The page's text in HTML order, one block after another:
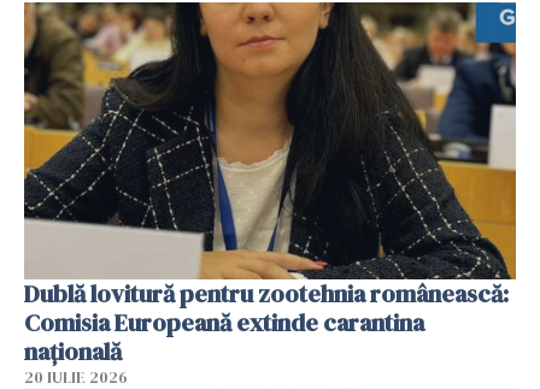
Dublă lovitură pentru zootehnia românească:
Comisia Europeană extinde carantina
națională
20 IULIE 2026